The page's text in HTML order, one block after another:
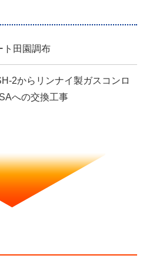
ト田園調布
2からリンナイ製ガスコンロ
への交換工事